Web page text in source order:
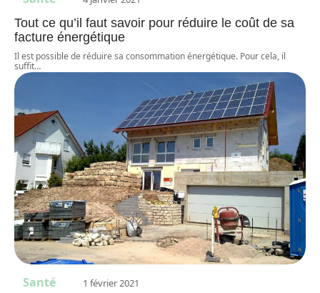
Tout ce qu’il faut savoir pour réduire le coût de sa
facture énergétique
Il est possible de réduire sa consommation énergétique. Pour cela, il
suffit…
Santé 1 février 2021